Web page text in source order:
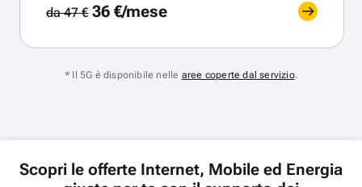
da 47 €36 €/mese
* Il 5G è disponibile nelle aree coperte dal servizio.
Scopri le offerte Internet, Mobile ed Energia